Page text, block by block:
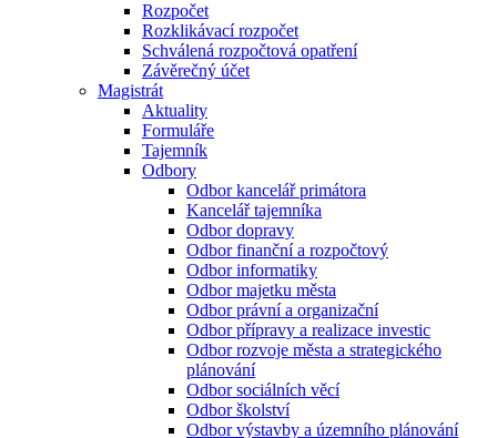
Rozpočet
Rozklikávací rozpočet
Schválená rozpočtová opatření
Závěrečný účet
Magistrát
Aktuality
Formuláře
Tajemník
Odbory
Odbor kancelář primátora
Kancelář tajemníka
Odbor dopravy
Odbor finanční a rozpočtový
Odbor informatiky
Odbor majetku města
Odbor právní a organizační
Odbor přípravy a realizace investic
Odbor rozvoje města a strategického
plánování
Odbor sociálních věcí
Odbor školství
Odbor výstavby a územního plánování